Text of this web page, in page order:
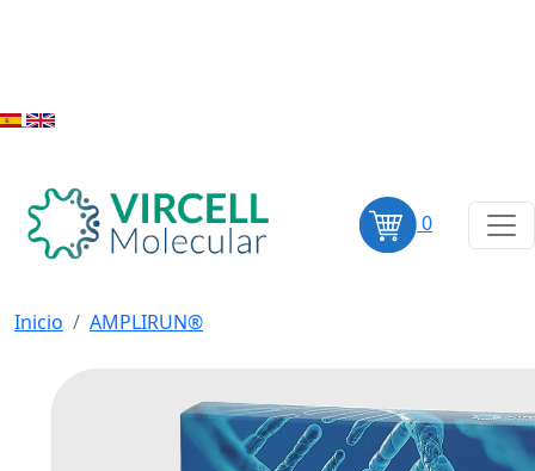
0
Inicio AMPLIRUN®